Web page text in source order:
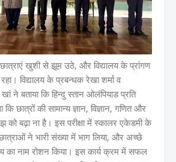
खुशी से झूम उठे, और विद्यालय के प्रांगण
विद्यालय के प्रबन्धक रेखा शर्मा व
ने बताया कि हिन्दु स्तान ओलंपियाड प्रति
कि छात्रों की सामान्य ज्ञान, विज्ञान, गणित और
बढ़ा ना है। इस परीक्षा में स्कालर एकेडमी के
ने भारी संख्या में भाग लिया, और अच्छे
का नाम रोशन किया। इस कार्य क्रम में सफल